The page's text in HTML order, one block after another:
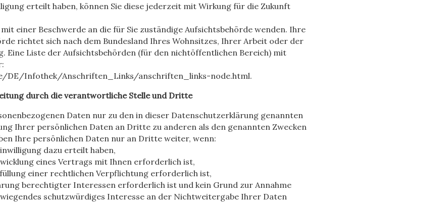
erteilt haben, können Sie diese jederzeit mit Wirkung für die Zukunft
einer Beschwerde an die für Sie zuständige Aufsichtsbehörde wenden. Ihre
richtet sich nach dem Bundesland Ihres Wohnsitzes, Ihrer Arbeit oder der
Eine Liste der Aufsichtsbehörden (für den nichtöffentlichen Bereich) mit
DE/Infothek/Anschriften_Links/anschriften_links-node.html.
durch die verantwortliche Stelle und Dritte
Daten nur zu den in dieser Datenschutzerklärung genannten
Ihrer persönlichen Daten an Dritte zu anderen als den genannten Zwecken
Ihre persönlichen Daten nur an Dritte weiter, wenn:
dazu erteilt haben,
eines Vertrags mit Ihnen erforderlich ist,
einer rechtlichen Verpflichtung erforderlich ist,
berechtigter Interessen erforderlich ist und kein Grund zur Annahme
schutzwürdiges Interesse an der Nichtweitergabe Ihrer Daten